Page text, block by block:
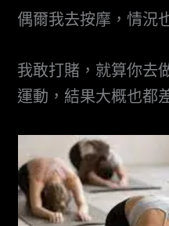
偶爾我去按摩，情況
我敢打賭，就算你去
運動，結果大概也都